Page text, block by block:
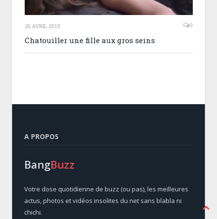
26 AVRIL 2015 0
Chatouiller une fille aux gros seins
A PROPOS
BangBuzz
Votre dose quotidienne de buzz (ou pas), les meilleures
actus, photos et vidéos insolites du net sans blabla ni
chichi.